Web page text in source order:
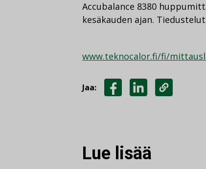
Accubalance 8380
kesäkauden ajan.
www.teknocalor.fi/fi/
Jaa:
Lue lisää